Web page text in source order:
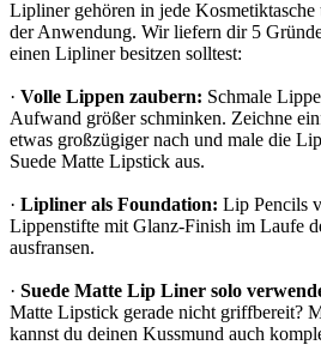
Lipliner gehören in jede
der Anwendung. Wir liefern dir 5
einen Lipliner besitzen solltest:
· Volle Lippen zaubern: Schmale
Aufwand größer schminken. Zeichne
etwas großzügiger nach und male die
Suede Matte Lipstick aus.
· Lipliner als Foundation: Lip Pencils
Lippenstifte mit Glanz-Finish im Laufe
ausfransen.
· Suede Matte Lip Liner solo
Matte Lipstick gerade nicht griffbereit?
kannst du deinen Kussmund auch